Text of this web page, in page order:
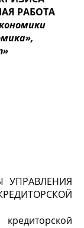
РАБОТА
УПРАВЛЕНИЯ